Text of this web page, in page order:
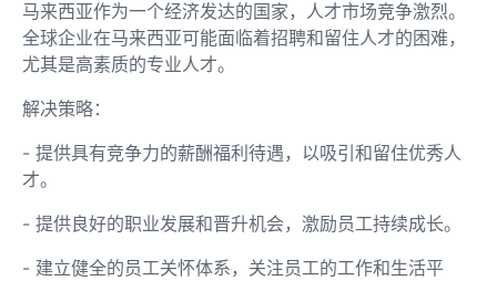
马来西亚作为一个经济发达的国家，人才市场竞争激烈。
全球企业在马来西亚可能面临着招聘和留住人才的困难，
尤其是高素质的专业人才。
解决策略：
- 提供具有竞争力的薪酬福利待遇，以吸引和留住优秀人
才。
- 提供良好的职业发展和晋升机会，激励员工持续成长。
- 建立健全的员工关怀体系，关注员工的工作和生活平